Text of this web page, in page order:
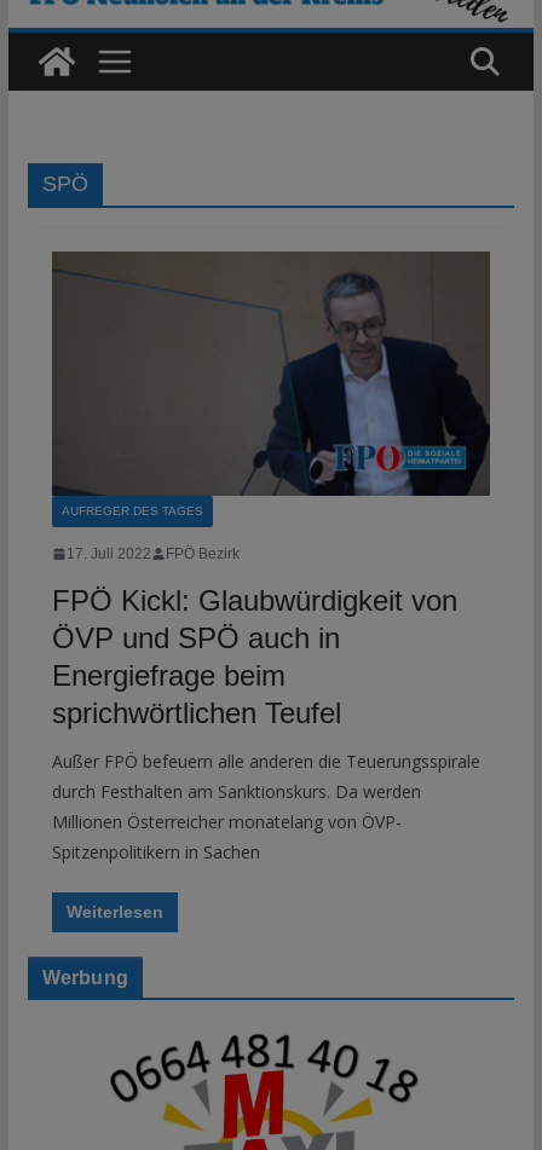
SPÖ
AUFREGER DES TAGES
17. Juli 2022 FPÖ Bezirk
FPÖ Kickl: Glaubwürdigkeit von
ÖVP und SPÖ auch in
Energiefrage beim
sprichwörtlichen Teufel
Außer FPÖ befeuern alle anderen die Teuerungsspirale
durch Festhalten am Sanktionskurs. Da werden
Millionen Österreicher monatelang von ÖVP-
Spitzenpolitikern in Sachen
Weiterlesen
Werbung